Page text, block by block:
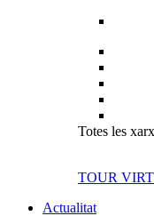
Totes les
TOUR
Actualitat